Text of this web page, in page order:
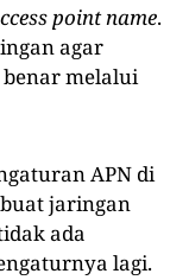
point name.
agar
melalui
APN di
jaringan
ada
lagi.